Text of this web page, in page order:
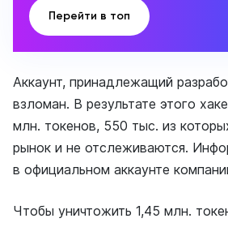
Перейти в топ
Аккаунт, принадлежащий
взломан. В результате этого
млн. токенов, 550 тыс. из
рынок и не отслеживаются.
в официальном аккаунте
Чтобы уничтожить 1,45 млн.